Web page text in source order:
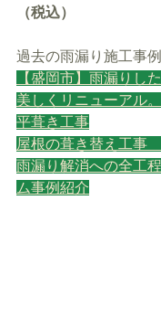
（税込）
過去の雨漏り施工事例
【盛岡市】雨漏りし
美しくリニューアル
平葺き工事
屋根の葺き替え工事
雨漏り解消への全工
ム事例紹介